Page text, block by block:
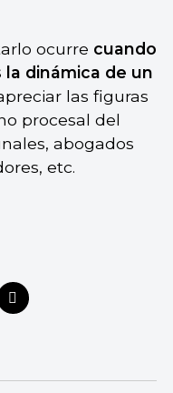
ocurre cuando
dinámica de un
las figuras
procesal del
abogados
etc.